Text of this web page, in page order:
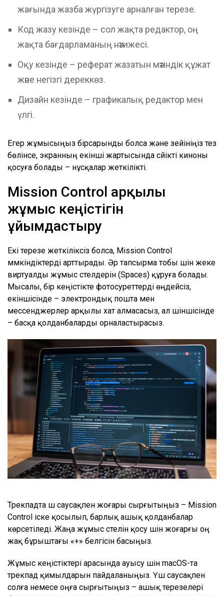
жағында жазба жүргізуге арналған терезе.
Код жазу кезінде – сол жақта редактор, оң
жақта бағдарламаның нәтижесі.
Оқу кезінде – реферат жазатын мәтіндік құжат
және негізгі дереккөз.
Дизайн кезінде – графикалық редактор мен
үлгі.
Егер жұмысыңыз бірсарынды болса және зейініңіз тез
бөлінсе, экранның екінші жартысында сүйікті киноны
қосуға болады – нұсқалар жеткілікті.
Mission Control арқылы
жұмыс кеңістігін
ұйымдастыру
Екі терезе жеткіліксіз болса, Mission Control
мүмкіндіктерді арттырады. Әр тапсырма тобы үшін жеке
виртуалды жұмыс үстелдерін (Spaces) құруға болады.
Мысалы, бір кеңістікте фотосуреттерді өңдейсіз,
екіншісінде – электрондық пошта мен
мессенджерлер арқылы хат алмасасыз, ал үшіншісінде
– басқа қолданбаларды орналастырасыз.
Трекпадта үш саусақпен жоғары сырғытыңыз – Mission
Control іске қосылып, барлық ашық қолданбалар
көрсетіледі. Жаңа жұмыс үстелін қосу үшін жоғарғы оң
жақ бұрыштағы «+» белгісін басыңыз.
Жұмыс кеңістіктері арасында ауысу үшін macOS-та
трекпад қимылдарын пайдаланыңыз. Үш саусақпен
солға немесе оңға сырғытыңыз – ашық терезелері